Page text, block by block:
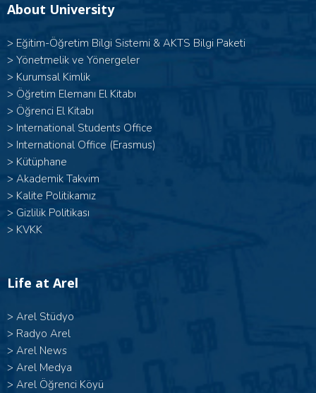
About University
> Eğitim-Öğretim Bilgi Sistemi & AKTS Bilgi Paketi
> Yönetmelik ve Yönergeler
> Kurumsal Kimlik
> Öğretim Elemanı El Kitabı
> Öğrenci El Kitabı
> International Students Office
> International Office (Erasmus)
> Kütüphane
> Akademik Takvim
> Kalite Politikamız
> Gizlilik Politikası
> KVKK
Life at Arel
> Arel Stüdyo
> Radyo Arel
> Arel News
> Arel Medya
> Arel Öğrenci Köyü